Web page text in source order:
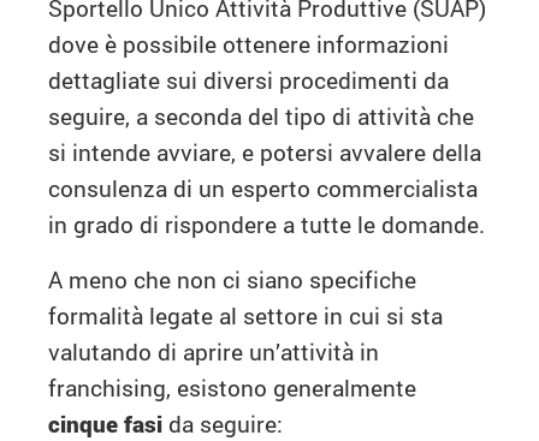
Sportello Unico Attività Produttive (SUAP)
dove è possibile ottenere informazioni
dettagliate sui diversi procedimenti da
seguire, a seconda del tipo di attività che
si intende avviare, e potersi avvalere della
consulenza di un esperto commercialista
in grado di rispondere a tutte le domande.
A meno che non ci siano specifiche
formalità legate al settore in cui si sta
valutando di aprire un’attività in
franchising, esistono generalmente
cinque fasi da seguire: